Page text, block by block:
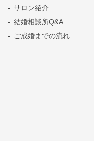
サロン紹介
結婚相談所Q&A
ご成婚までの流れ